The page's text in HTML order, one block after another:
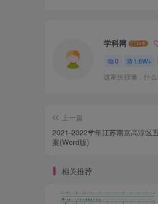
学科网
0 1.6W+
这家伙很懒，什
上一篇
2021-2022学年江苏南京高淳区
案(Word版)
相关推荐